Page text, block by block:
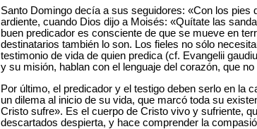
Santo Domingo decía a sus seguidores: «Con los
ardiente, cuando Dios dijo a Moisés: «Quítate las
buen predicador es consciente de que se mueve en
destinatarios también lo son. Los fieles no sólo
testimonio de vida de quien predica (cf. Evangelii
y su misión, hablan con el lenguaje del corazón, que
Por último, el predicador y el testigo deben serlo en la
un dilema al inicio de su vida, que marcó toda su
Cristo sufre». Es el cuerpo de Cristo vivo y sufriente,
descartados despierta, y hace comprender la